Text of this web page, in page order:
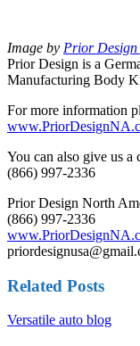
Image by Prior Design
Prior Design is a
Manufacturing Body
For more information
You can also give us a
(866) 997-2336
Prior Design North
(866) 997-2336
Related Posts
Versatile auto blog